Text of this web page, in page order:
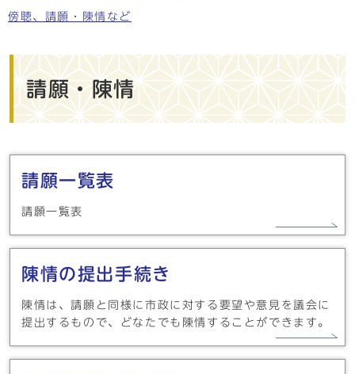
傍聴、請願・陳情など
請願・陳情
メインメニュー
請願一覧表
請願一覧表
陳情の提出手続き
陳情は、請願と同様に市政に対する要望や意見を議会に
提出するもので、どなたでも陳情することができます。